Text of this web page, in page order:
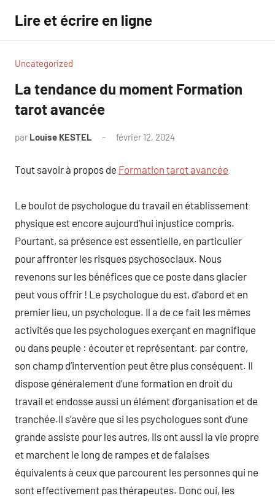
contenu
Lire et écrire en ligne
Uncategorized
La tendance du moment Formation
tarot avancée
par Louise KESTEL février 12, 2024
Tout savoir à propos de Formation tarot avancée
Le boulot de psychologue du travail en établissement
physique est encore aujourd’hui injustice compris.
Pourtant, sa présence est essentielle, en particulier
pour affronter les risques psychosociaux. Nous
revenons sur les bénéfices que ce poste dans glacier
peut vous offrir ! Le psychologue du est, d’abord et en
premier lieu, un psychologue. Il a de ce fait les mêmes
activités que les psychologues exerçant en magnifique
ou dans peuple : écouter et représentant. par contre,
son champ d’intervention peut être plus conséquent. Il
dispose généralement d’une formation en droit du
travail et endosse aussi un élément d’organisation et de
tranchée.Il s’avère que si les psychologues sont d’une
grande assiste pour les autres, ils ont aussi la vie propre
et marchent le long de rampes et de falaises
équivalents à ceux que parcourent les personnes qui ne
sont effectivement pas thérapeutes. Donc oui, les